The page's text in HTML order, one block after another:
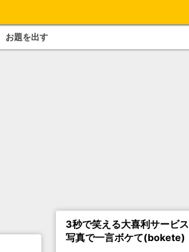
お題を出す
3秒で笑える大喜利サービス
写真で一言ボケて(bokete)